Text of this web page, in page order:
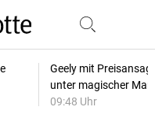
Geely mit
unter magischer
09:48 Uhr